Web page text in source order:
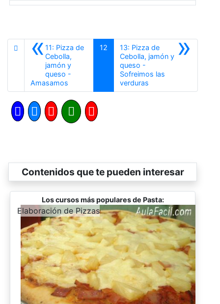
«11: Pizza de
Cebolla,
jamón y
queso -
Amasamos
12 »
13: Pizza de
Cebolla, jamón y
queso -
Sofreimos las
verduras
Contenidos que te pueden interesar
Los cursos más populares de Pasta:
-
Elaboración de Pizzas